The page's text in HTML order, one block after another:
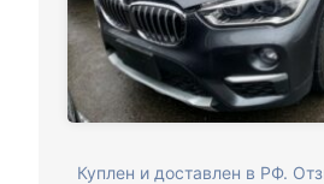
Куплен и доставлен в РФ.